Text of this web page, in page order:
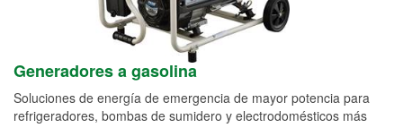
Generadores a gasolina
Soluciones de energía de emergencia de mayor potencia para
refrigeradores, bombas de sumidero y electrodomésticos más